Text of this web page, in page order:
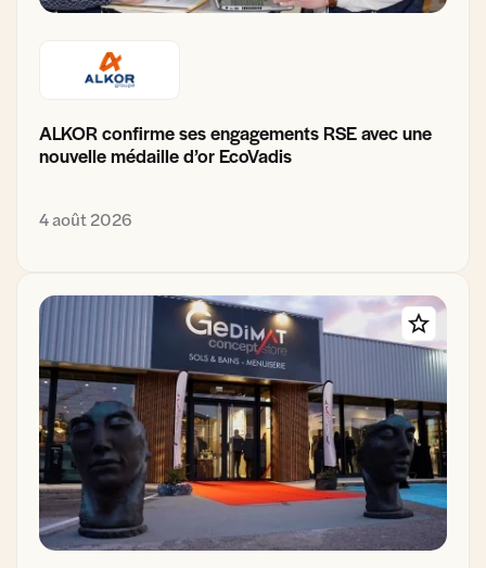
ALKOR confirme ses engagements RSE avec une
nouvelle médaille d’or EcoVadis
4 août 2026